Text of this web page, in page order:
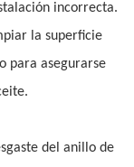
incorrecta.
la superficie
para asegurarse
del anillo de